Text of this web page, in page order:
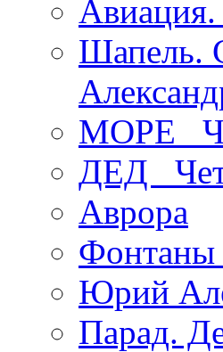
Шапель.
МОРЕ
ДЕД
Аврора
Юрий
Парад.